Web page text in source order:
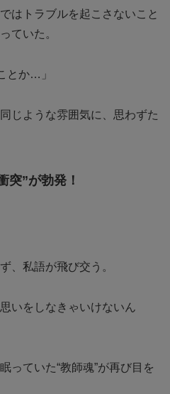
はトラブルを起こさないこと
ていた。
とか…」
じような雰囲気に、思わずた
突”が勃発！
、私語が飛び交う。
いをしなきゃいけないん
っていた“教師魂”が再び目を